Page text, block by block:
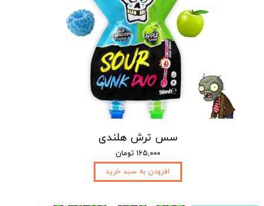
سس ترش هلندی
۱۶۵,۰۰۰ تومان
افزودن به سبد خرید